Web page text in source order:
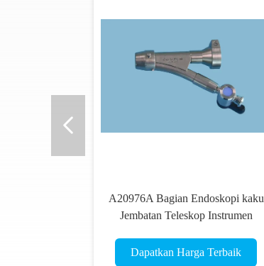
A20976A Bagian Endoskopi kaku
Jembatan Teleskop Instrumen
Dapatkan Harga Terbaik